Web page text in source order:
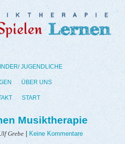
JUGENDLICHE
ÜBER UNS
START
Musiktherapie
Grebe Keine Kommentare